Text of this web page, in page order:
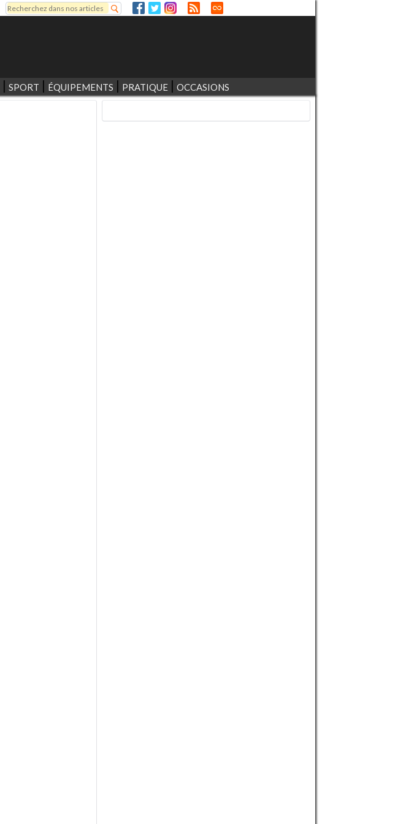
Formulaire de recherche
Rechercher
SPORT ÉQUIPEMENTS PRATIQUE OCCASIONS